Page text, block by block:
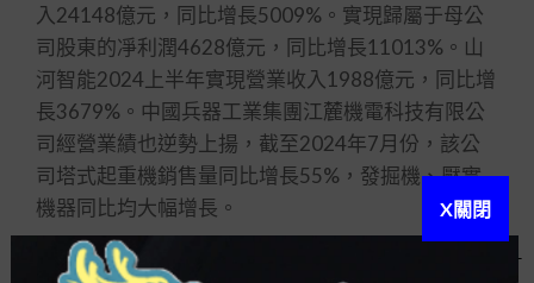
入24148億元，同比增長5009%。實現歸屬于母公
司股東的凈利潤4628億元，同比增長11013%。山
河智能2024上半年實現營業收入1988億元，同比增
長3679%。中國兵器工業集團江麓機電科技有限公
司經營業績也逆勢上揚，截至2024年7月份，該公
司塔式起重機銷售量同比增長55%，發掘機、壓實
機器同比均大幅增長。
在行業龍頭的帶動下，一群規模不等的中小企
X關閉